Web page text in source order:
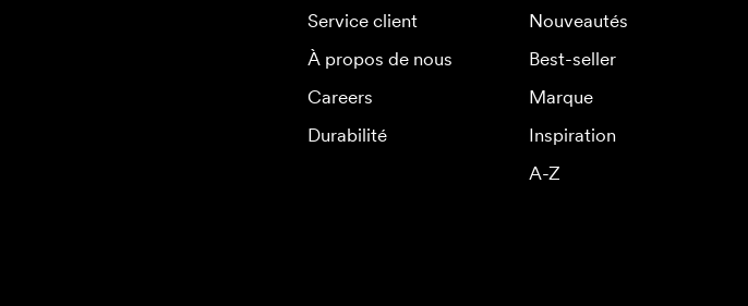
Service client
À propos de nous
Careers
Durabilité
Nouveautés
Best-seller
Marque
Inspiration
A-Z